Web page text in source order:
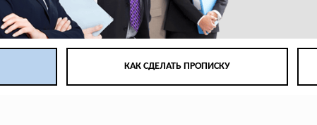
КАК СДЕЛАТЬ ПРОПИСКУ